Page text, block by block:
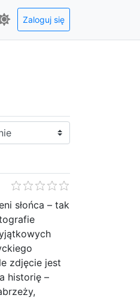
Zaloguj się
słońca – tak
zdjęcie jest
historię –